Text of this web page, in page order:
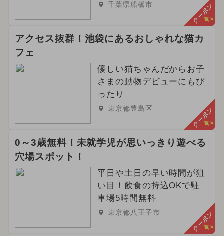
千葉県船橋市 クーポン
アクセス抜群！池袋にあるおしゃれな猫カ
フェ
優しい猫ちゃんだからお子
さまの動物デビューにもぴ
ったり
東京都豊島区 クーポン
0～3歳無料！未就学児が思いっきり遊べる
穴場スポット！
平日や土日の早い時間が狙
い目！飲食の持込OKで駐
車場5時間無料
東京都八王子市 クーポン